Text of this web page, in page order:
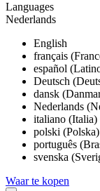
Languages
Nederlands
English
français
español
Deutsch
dansk
Nederlands
italiano (Italia)
polski (Polska)
português
svenska
Waar te kopen